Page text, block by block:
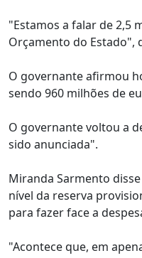
"Estamos a falar de 2,5
Orçamento do Estado",
O governante afirmou
sendo 960 milhões de
O governante voltou a
sido anunciada".
Miranda Sarmento
nível da reserva
para fazer face a
"Acontece que, em